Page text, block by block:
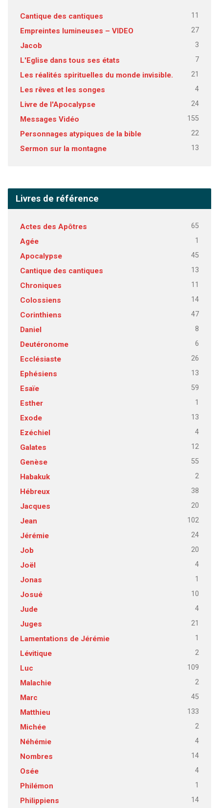
Cantique des cantiques 11
Empreintes lumineuses – VIDEO 27
Jacob 3
L'Eglise dans tous ses états 7
Les réalités spirituelles du monde invisible. 21
Les rêves et les songes 4
Livre de l'Apocalypse 24
Messages Vidéo 155
Personnages atypiques de la bible 22
Sermon sur la montagne 13
Livres de référence
Actes des Apôtres 65
Agée 1
Apocalypse 45
Cantique des cantiques 13
Chroniques 11
Colossiens 14
Corinthiens 47
Daniel 8
Deutéronome 6
Ecclésiaste 26
Ephésiens 13
Esaïe 59
Esther 1
Exode 13
Ezéchiel 4
Galates 12
Genèse 55
Habakuk 2
Hébreux 38
Jacques 20
Jean 102
Jérémie 24
Job 20
Joël 4
Jonas 1
Josué 10
Jude 4
Juges 21
Lamentations de Jérémie 1
Lévitique 2
Luc 109
Malachie 2
Marc 45
Matthieu 133
Michée 2
Néhémie 4
Nombres 14
Osée 4
Philémon 1
Philippiens 14